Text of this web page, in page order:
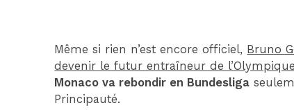
Même si rien n’est encore officiel, Bruno
devenir le futur entraîneur de
Monaco va rebondir en Bundesliga
Principauté.